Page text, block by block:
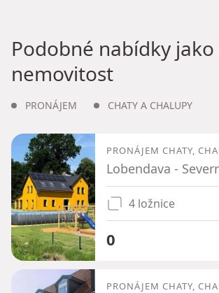
Podobné nabídky
nemovitost
PRONÁJEM CHATY A CHALUPY
PRONÁJEM CHATY,
4 ložnice
0
PRONÁJEM CHATY,